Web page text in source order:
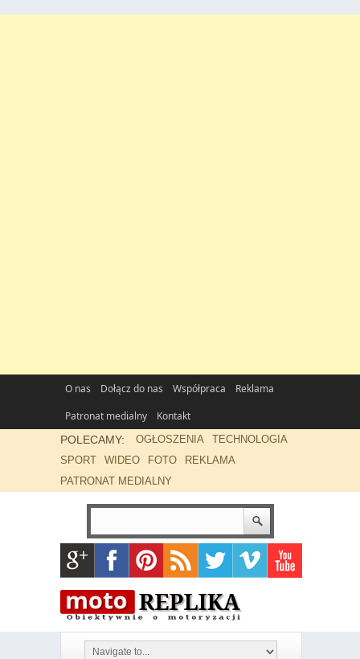
O nas Dołącz do nas Współpraca
Reklama
Patronat medialny
Kontakt
POLECAMY: OGŁOSZENIA
TECHNOLOGIA
SPORT
WIDEO FOTO
REKLAMA
PATRONAT MEDIALNY